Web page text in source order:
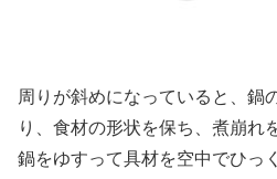
周りが斜めになっていると、鍋
り、食材の形状を保ち、煮崩れ
鍋をゆすって具材を空中でひっ